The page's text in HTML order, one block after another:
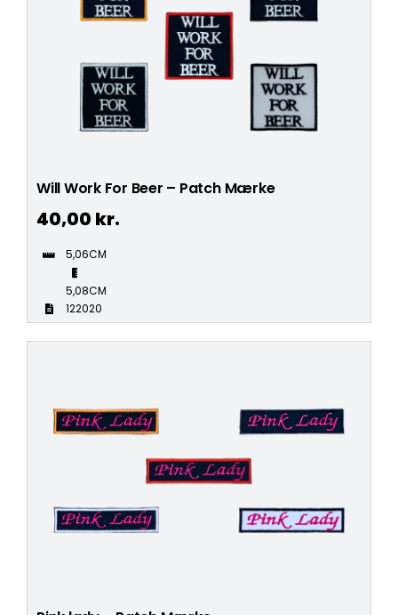
Will Work For Beer – Patch Mærke
40,00 kr.
5,06CM
5,08CM
122020